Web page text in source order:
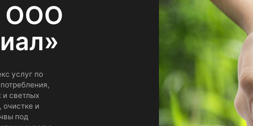
ООО
услуг по
и светлых
очистке и
под